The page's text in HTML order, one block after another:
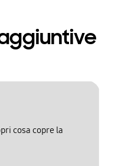
cosa copre la